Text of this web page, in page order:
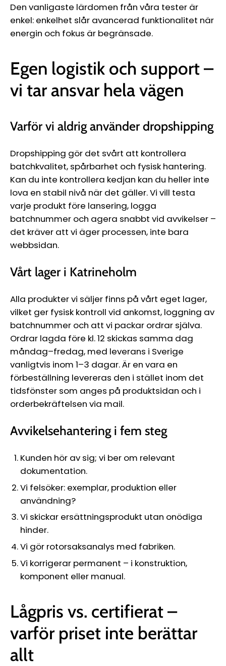
Den vanligaste lärdomen från våra tester är
enkel: enkelhet slår avancerad funktionalitet när
energin och fokus är begränsade.
Egen logistik och support –
vi tar ansvar hela vägen
Varför vi aldrig använder dropshipping
Dropshipping gör det svårt att kontrollera
batchkvalitet, spårbarhet och fysisk hantering.
Kan du inte kontrollera kedjan kan du heller inte
lova en stabil nivå när det gäller. Vi vill testa
varje produkt före lansering, logga
batchnummer och agera snabbt vid avvikelser –
det kräver att vi äger processen, inte bara
webbsidan.
Vårt lager i Katrineholm
Alla produkter vi säljer finns på vårt eget lager,
vilket ger fysisk kontroll vid ankomst, loggning av
batchnummer och att vi packar ordrar själva.
Ordrar lagda före kl. 12 skickas samma dag
måndag–fredag, med leverans i Sverige
vanligtvis inom 1–3 dagar. Är en vara en
förbeställning levereras den i stället inom det
tidsfönster som anges på produktsidan och i
orderbekräftelsen via mail.
Avvikelsehantering i fem steg
Kunden hör av sig; vi ber om relevant
dokumentation.
Vi felsöker: exemplar, produktion eller
användning?
Vi skickar ersättningsprodukt utan onödiga
hinder.
Vi gör rotorsaksanalys med fabriken.
Vi korrigerar permanent – i konstruktion,
komponent eller manual.
Lågpris vs. certifierat –
varför priset inte berättar
allt